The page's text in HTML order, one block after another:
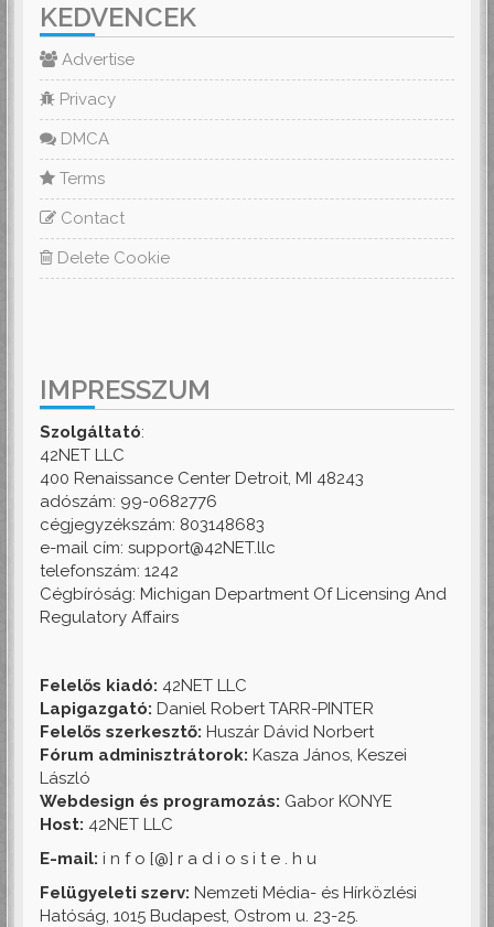
KEDVENCEK
Advertise
Privacy
DMCA
Terms
Contact
Delete Cookie
IMPRESSZUM
Szolgáltató:
42NET LLC
400 Renaissance Center Detroit, MI 48243
adószám: 99-0682776
cégjegyzékszám: 803148683
e-mail cím: support@42NET.llc
telefonszám: 1242
Cégbíróság: Michigan Department Of Licensing And
Regulatory Affairs
Felelős kiadó: 42NET LLC
Lapigazgató: Daniel Robert TARR-PINTER
Felelős szerkesztő: Huszár Dávid Norbert
Fórum adminisztrátorok: Kasza János, Keszei
László
Webdesign és programozás: Gabor KONYE
Host: 42NET LLC
E-mail: i n f o [@] r a d i o s i t e . h u
Felügyeleti szerv: Nemzeti Média- és Hírközlési
Hatóság, 1015 Budapest, Ostrom u. 23-25.